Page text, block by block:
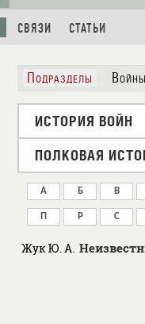
СВЯЗИ СТАТЬИ
Подразделы
ИСТОРИЯ ВОЙН
ПОЛКОВАЯ
А Б В
П Р С
Жук Ю. А.